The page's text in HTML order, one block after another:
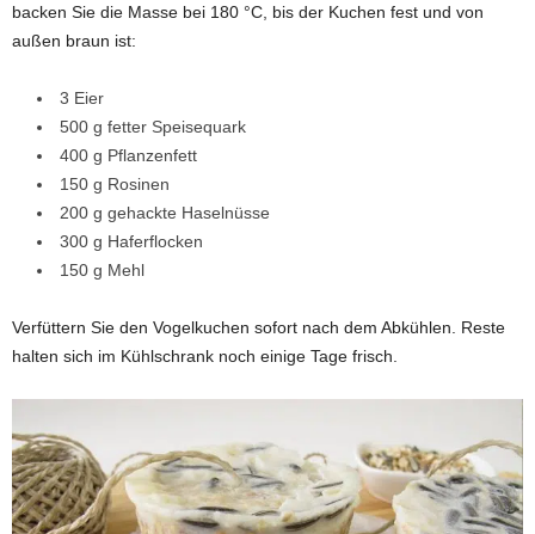
backen Sie die Masse bei 180 °C, bis der Kuchen fest und von
außen braun ist:
3 Eier
500 g fetter Speisequark
400 g Pflanzenfett
150 g Rosinen
200 g gehackte Haselnüsse
300 g Haferflocken
150 g Mehl
Verfüttern Sie den Vogelkuchen sofort nach dem Abkühlen. Reste
halten sich im Kühlschrank noch einige Tage frisch.